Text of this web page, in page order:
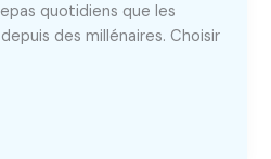
quotidiens que les
des millénaires. Choisir